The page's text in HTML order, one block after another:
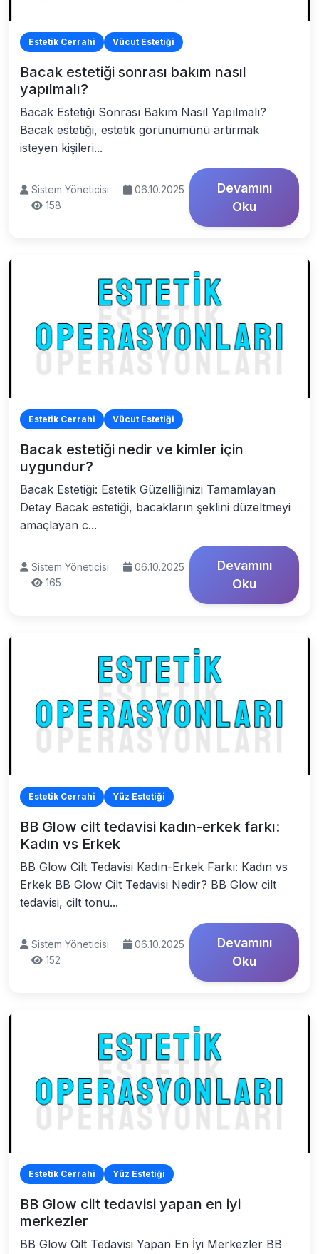
Estetik Cerrahi Vücut Estetiği
Bacak estetiği sonrası bakım nasıl
yapılmalı?
Bacak Estetiği Sonrası Bakım Nasıl Yapılmalı?
Bacak estetiği, estetik görünümünü artırmak
isteyen kişileri...
Sistem Yöneticisi
06.10.2025
158
Devamını
Oku
Estetik Cerrahi Vücut Estetiği
Bacak estetiği nedir ve kimler için
uygundur?
Bacak Estetiği: Estetik Güzelliğinizi Tamamlayan
Detay Bacak estetiği, bacakların şeklini düzeltmeyi
amaçlayan c...
Sistem Yöneticisi
06.10.2025
165
Devamını
Oku
Estetik Cerrahi Yüz Estetiği
BB Glow cilt tedavisi kadın-erkek farkı:
Kadın vs Erkek
BB Glow Cilt Tedavisi Kadın-Erkek Farkı: Kadın vs
Erkek BB Glow Cilt Tedavisi Nedir? BB Glow cilt
tedavisi, cilt tonu...
Sistem Yöneticisi
06.10.2025
152
Devamını
Oku
Estetik Cerrahi Yüz Estetiği
BB Glow cilt tedavisi yapan en iyi
merkezler
BB Glow Cilt Tedavisi Yapan En İyi Merkezler BB